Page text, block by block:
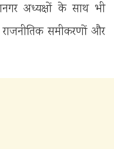
अध्यक्षों के साथ भी
समीकरणों और